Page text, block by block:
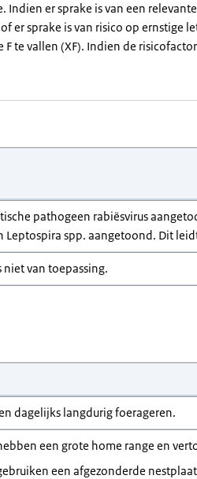
Indien er sprake is van een
er sprake is van risico op ernstige
te vallen (XF). Indien de
pathogeen rabiësvirus
spp. aangetoond. Dit
niet van toepassing.
dagelijks langdurig foerageren.
een grote home range en
een afgezonderde